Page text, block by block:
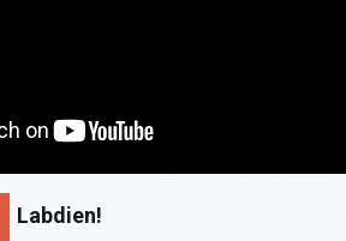
Labdien!